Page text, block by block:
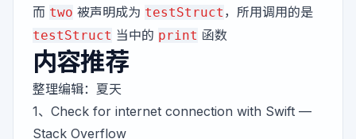
而 two 被声明成为 testStruct ，所用调用的是
testStruct 当中的 print 函数
内容推荐
整理编辑： 夏天
1、 Check for internet connection with Swift —
Stack Overflow